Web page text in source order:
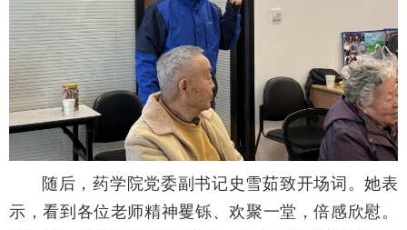
随后，药学院党委副书记史雪茹致开场词。她表
示，看到各位老师精神矍铄、欢聚一堂，倍感欣慰。